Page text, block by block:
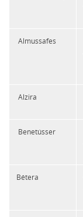
Almussafes
Alzira
Benetússer
Bétera